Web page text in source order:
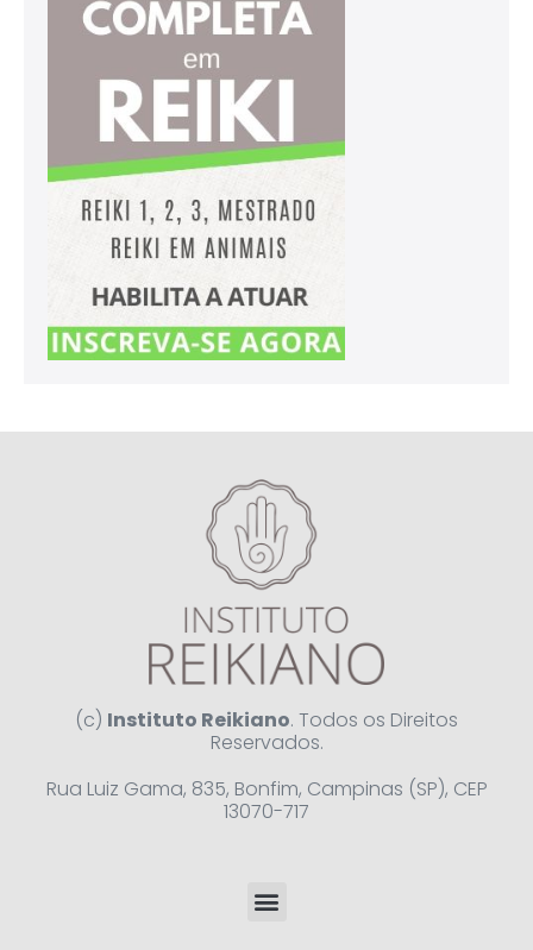
(c) Instituto Reikiano. Todos os Direitos
Reservados.
Rua Luiz Gama, 835, Bonfim, Campinas (SP), CEP
13070-717